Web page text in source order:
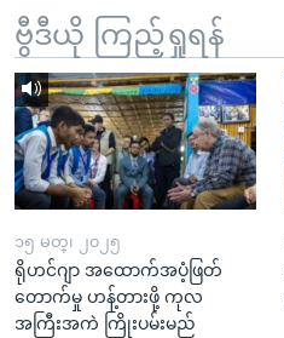
နေရာ
သို့
ကျော်
ရန်
ဗွီဒီယို ကြည့်ရှုရန်
၁၅ မတ္၊ ၂၀၂၅
ရိုဟင်ဂျာ အထောက်အပံ့ဖြတ်
တောက်မှု ဟန့်တားဖို့ ကုလ
အကြီးအကဲ ကြိုးပမ်းမည်